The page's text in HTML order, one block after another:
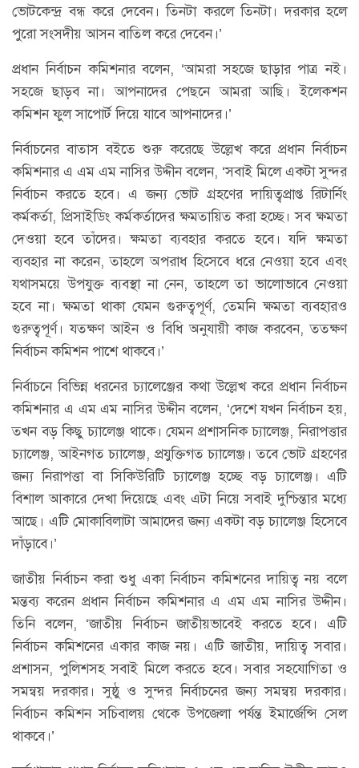
ভোটকেন্দ্র বন্ধ করে দেবেন। তিনটা করলে তিনটা। দরকার হলে
পুরো সংসদীয় আসন বাতিল করে দেবেন।’
প্রধান নির্বাচন কমিশনার বলেন, ‘আমরা সহজে ছাড়ার পাত্র নই।
সহজে ছাড়ব না। আপনাদের পেছনে আমরা আছি। ইলেকশন
কমিশন ফুল সাপোর্ট দিয়ে যাবে আপনাদের।’
নির্বাচনের বাতাস বইতে শুরু করেছে উল্লেখ করে প্রধান নির্বাচন
কমিশনার এ এম এম নাসির উদ্দীন বলেন, ‘সবাই মিলে একটা সুন্দর
নির্বাচন করতে হবে। এ জন্য ভোট গ্রহণের দায়িত্বপ্রাপ্ত রিটার্নিং
কর্মকর্তা, প্রিসাইডিং কর্মকর্তাদের ক্ষমতায়িত করা হচ্ছে। সব ক্ষমতা
দেওয়া হবে তাঁদের। ক্ষমতা ব্যবহার করতে হবে। যদি ক্ষমতা
ব্যবহার না করেন, তাহলে অপরাধ হিসেবে ধরে নেওয়া হবে এবং
যথাসময়ে উপযুক্ত ব্যবস্থা না নেন, তাহলে তা ভালোভাবে নেওয়া
হবে না। ক্ষমতা থাকা যেমন গুরুত্বপূর্ণ, তেমনি ক্ষমতা ব্যবহারও
গুরুত্বপূর্ণ। যতক্ষণ আইন ও বিধি অনুযায়ী কাজ করবেন, ততক্ষণ
নির্বাচন কমিশন পাশে থাকবে।’
নির্বাচনে বিভিন্ন ধরনের চ্যালেঞ্জের কথা উল্লেখ করে প্রধান নির্বাচন
কমিশনার এ এম এম নাসির উদ্দীন বলেন, ‘দেশে যখন নির্বাচন হয়,
তখন বড় কিছু চ্যালেঞ্জ থাকে। যেমন প্রশাসনিক চ্যালেঞ্জ, নিরাপত্তার
চ্যালেঞ্জ, আইনগত চ্যালেঞ্জ, প্রযুক্তিগত চ্যালেঞ্জ। তবে ভোট গ্রহণের
জন্য নিরাপত্তা বা সিকিউরিটি চ্যালেঞ্জ হচ্ছে বড় চ্যালেঞ্জ। এটি
বিশাল আকারে দেখা দিয়েছে এবং এটা নিয়ে সবাই দুশ্চিন্তার মধ্যে
আছে। এটি মোকাবিলাটা আমাদের জন্য একটা বড় চ্যালেঞ্জ হিসেবে
দাঁড়াবে।’
জাতীয় নির্বাচন করা শুধু একা নির্বাচন কমিশনের দায়িত্ব নয় বলে
মন্তব্য করেন প্রধান নির্বাচন কমিশনার এ এম এম নাসির উদ্দীন।
তিনি বলেন, ‘জাতীয় নির্বাচন জাতীয়ভাবেই করতে হবে। এটি
নির্বাচন কমিশনের একার কাজ নয়। এটি জাতীয়, দায়িত্ব সবার।
প্রশাসন, পুলিশসহ সবাই মিলে করতে হবে। সবার সহযোগিতা ও
সমন্বয় দরকার। সুষ্ঠু ও সুন্দর নির্বাচনের জন্য সমন্বয় দরকার।
নির্বাচন কমিশন সচিবালয় থেকে উপজেলা পর্যন্ত ইমার্জেন্সি সেল
থাকবে।’